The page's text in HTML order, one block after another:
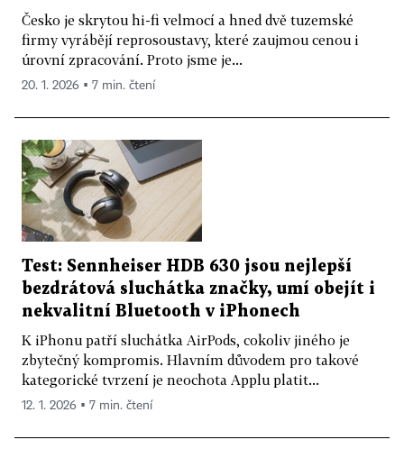
Česko je skrytou hi-fi velmocí a hned dvě tuzemské
firmy vyrábějí reprosoustavy, které zaujmou cenou i
úrovní zpracování. Proto jsme je...
20. 1. 2026 ▪ 7 min. čtení
Test: Sennheiser HDB 630 jsou nejlepší
bezdrátová sluchátka značky, umí obejít i
nekvalitní Bluetooth v iPhonech
K iPhonu patří sluchátka AirPods, cokoliv jiného je
zbytečný kompromis. Hlavním důvodem pro takové
kategorické tvrzení je neochota Applu platit...
12. 1. 2026 ▪ 7 min. čtení